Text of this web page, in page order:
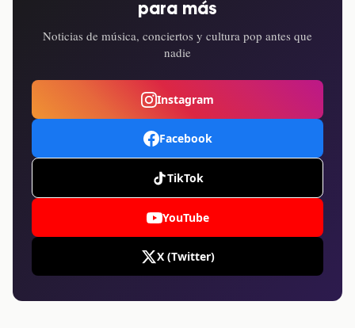
para más
Noticias de música, conciertos y cultura pop antes que
nadie
Instagram
Facebook
TikTok
YouTube
X (Twitter)